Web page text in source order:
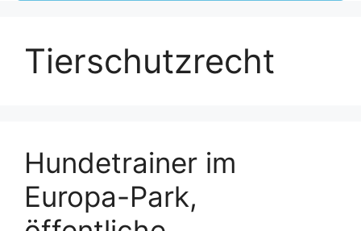
Tierschutzrecht
Hundetrainer im
Europa-Park,